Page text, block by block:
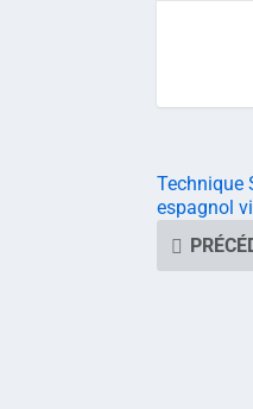
Technique
espagnol